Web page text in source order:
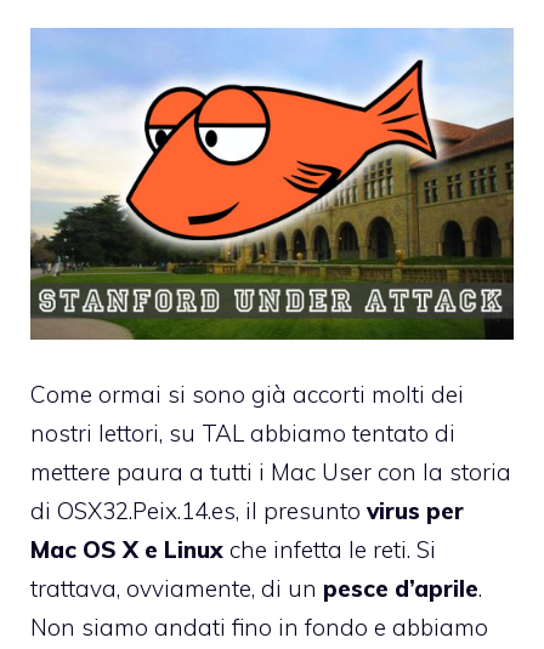
Come ormai si sono già accorti molti dei
nostri lettori, su TAL abbiamo tentato di
mettere paura a tutti i Mac User con la storia
di OSX32.Peix.14.es, il presunto virus per
Mac OS X e Linux che infetta le reti. Si
trattava, ovviamente, di un pesce d’aprile.
Non siamo andati fino in fondo e abbiamo